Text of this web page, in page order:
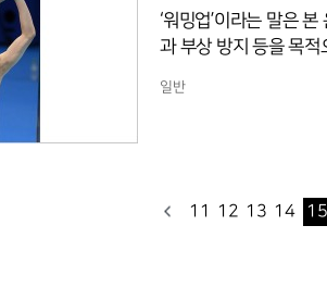
‘워밍업’이라는 말은
과 부상 방지 등을 목적
‘ウォーミングアップ(
일반
11 12 13 14 15